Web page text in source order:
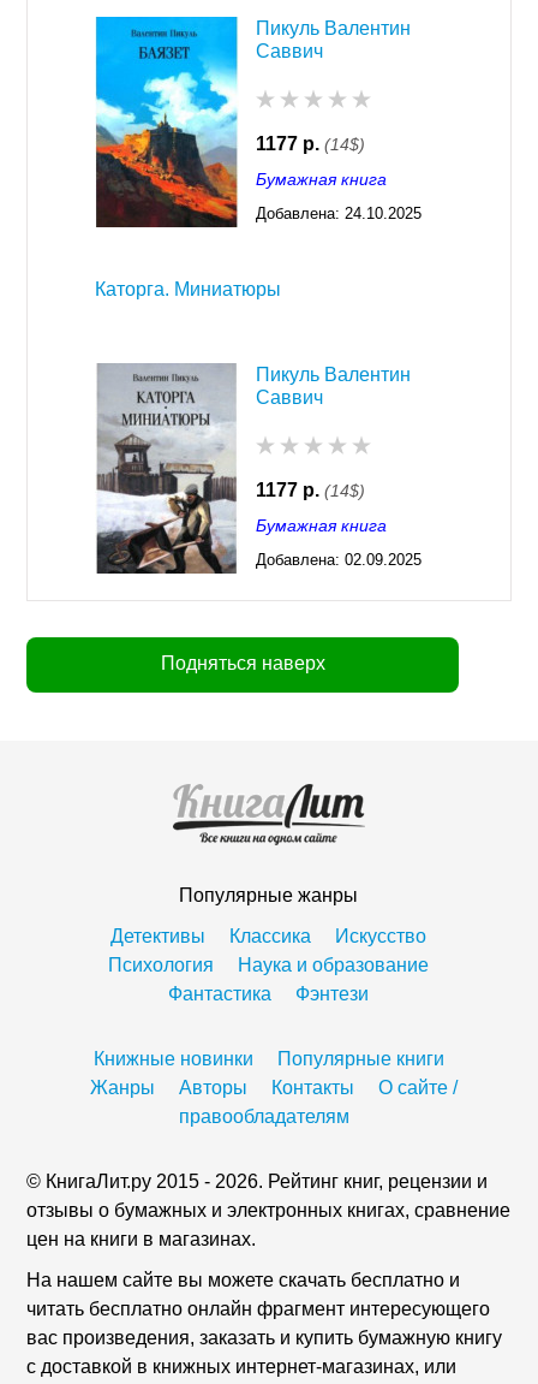
Пикуль Валентин
Саввич
1177 р. (14$)
Бумажная книга
Добавлена: 24.10.2025
Каторга. Миниатюры
Пикуль Валентин
Саввич
1177 р. (14$)
Бумажная книга
Добавлена: 02.09.2025
Подняться наверх
Популярные жанры
Детективы
Классика
Искусство
Психология
Наука и образование
Фантастика
Фэнтези
Книжные новинки
Популярные книги
Жанры
Авторы Контакты
О сайте /
правообладателям
© КнигаЛит.ру 2015 - 2026. Рейтинг книг, рецензии и
отзывы о бумажных и электронных книгах, сравнение
цен на книги в магазинах.
На нашем сайте вы можете скачать бесплатно и
читать бесплатно онлайн фрагмент интересующего
вас произведения, заказать и купить бумажную книгу
с доставкой в книжных интернет-магазинах, или